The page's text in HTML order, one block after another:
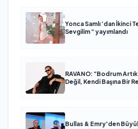
Yonca Samlı ‘dan İkinci
Sevgilim “ yayımlandı
RAVANO: “Bodrum
Değil, Kendi Başına Bir
Bullas & Emry'den